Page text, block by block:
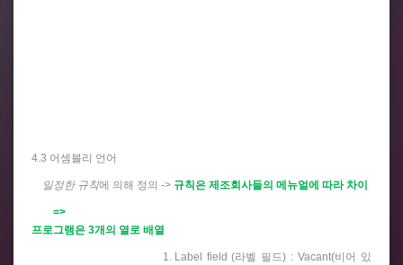
4.3 어셈블리 언어
일정한 규칙에 의해 정의 -> 규칙은 제조회사들의 메뉴얼에 따라 차이
=>
프로그램은 3개의 열로 배열
Label field (라벨 필드) : Vacant(비어 있